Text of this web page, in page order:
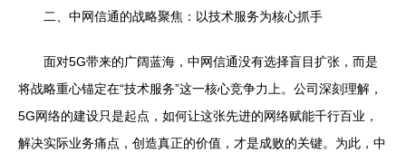
二、中网信通的战略聚焦：以技术服务为核心抓手
面对5G带来的广阔蓝海，中网信通没有选择盲目扩张，而是
将战略重心锚定在“技术服务”这一核心竞争力上。公司深刻理解，
5G网络的建设只是起点，如何让这张先进的网络赋能千行百业，
解决实际业务痛点，创造真正的价值，才是成败的关键。为此，中